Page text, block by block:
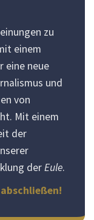
zu
einem
eine neue
und
von
Mit einem
der
derEule.